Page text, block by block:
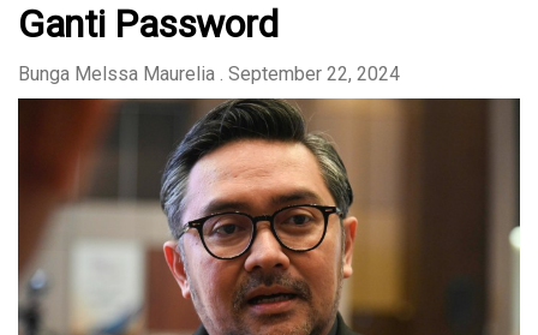
Ganti Password
Bunga Melssa Maurelia . September 22, 2024